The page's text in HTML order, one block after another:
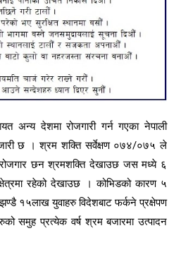
अन्य देशमा रोजगारी गर्न गएका नेपाली
छ । श्रम शक्ति सर्वेक्षण ०७४/०७५ ले
छन श्रमशक्ति देखाउछ जस मध्ये ६
रहेको देखाउछ । कोभिडको कारण ५
१५लाख युवाहरु विदेशबाट फर्कने प्रक्षेपण
समुह प्रत्येक वर्ष श्रम बजारमा उत्पादन